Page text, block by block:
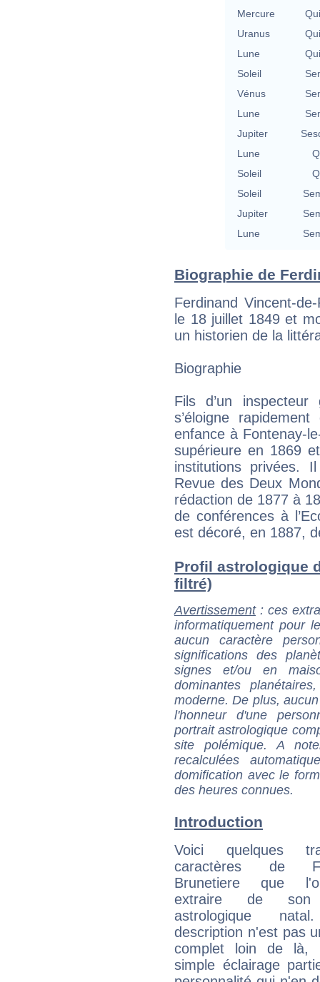
Mercure
Uranus
Lune
Soleil
Vénus
Lune
Jupiter
Lune
Soleil
Soleil
Jupiter
Lune
Biographie de
Ferdinand Vincent-
le 18 juillet 1849 et
un historien de la
Biographie
Fils d’un
s’éloigne
enfance à Fontenay-
supérieure en 1869
institutions privées.
Revue des Deux
rédaction de 1877 à
de conférences à
est décoré, en 1887,
Profil astrologique
filtré)
Avertissement: ces
informatiquement pour
aucun caractère
significations des
signes et/ou en
dominantes
moderne. De plus,
l'honneur d'une
portrait astrologique
site polémique. A
recalculées
domification avec le
des heures connues.
Introduction
Voici quelques
caractères de
Brunetiere que
extraire de son
astrologique
description n'est pas
complet loin de là,
simple éclairage